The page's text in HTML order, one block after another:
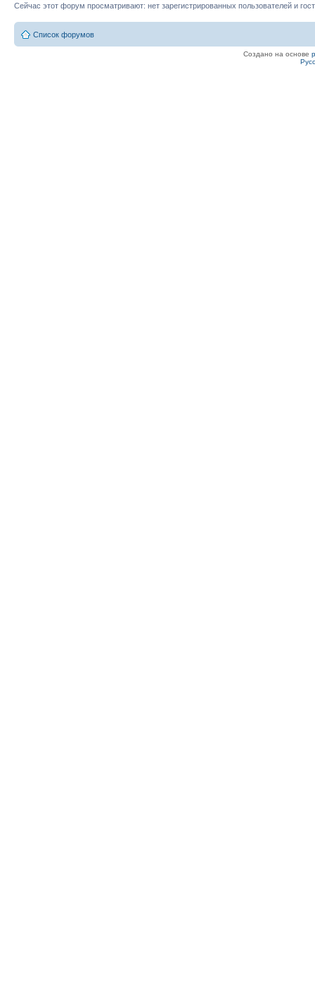
Сейчас этот форум просматривают: нет зарегистрированных пользователей и
Список форумов
Создано на основе